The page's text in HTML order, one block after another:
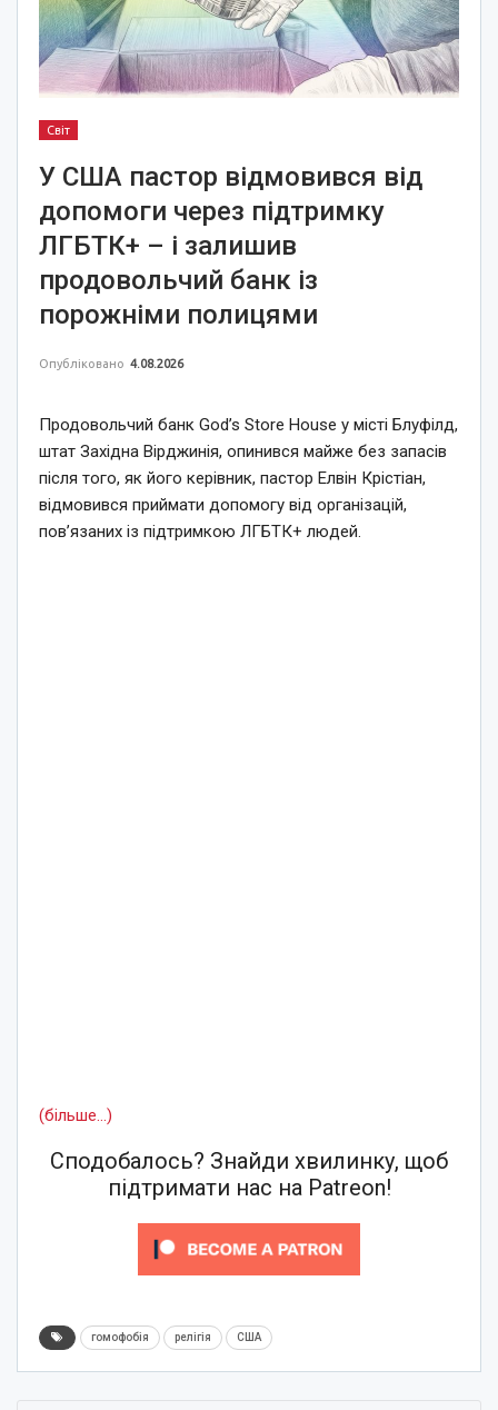
Світ
У США пастор відмовився від
допомоги через підтримку
ЛГБТК+ – і залишив
продовольчий банк із
порожніми полицями
Опубліковано 4.08.2026
Продовольчий банк God’s Store House у місті Блуфілд,
штат Західна Вірджинія, опинився майже без запасів
після того, як його керівник, пастор Елвін Крістіан,
відмовився приймати допомогу від організацій,
пов’язаних із підтримкою ЛГБТК+ людей.
(більше…)
Сподобалось? Знайди хвилинку, щоб
підтримати нас на Patreon!
гомофобія релігія США